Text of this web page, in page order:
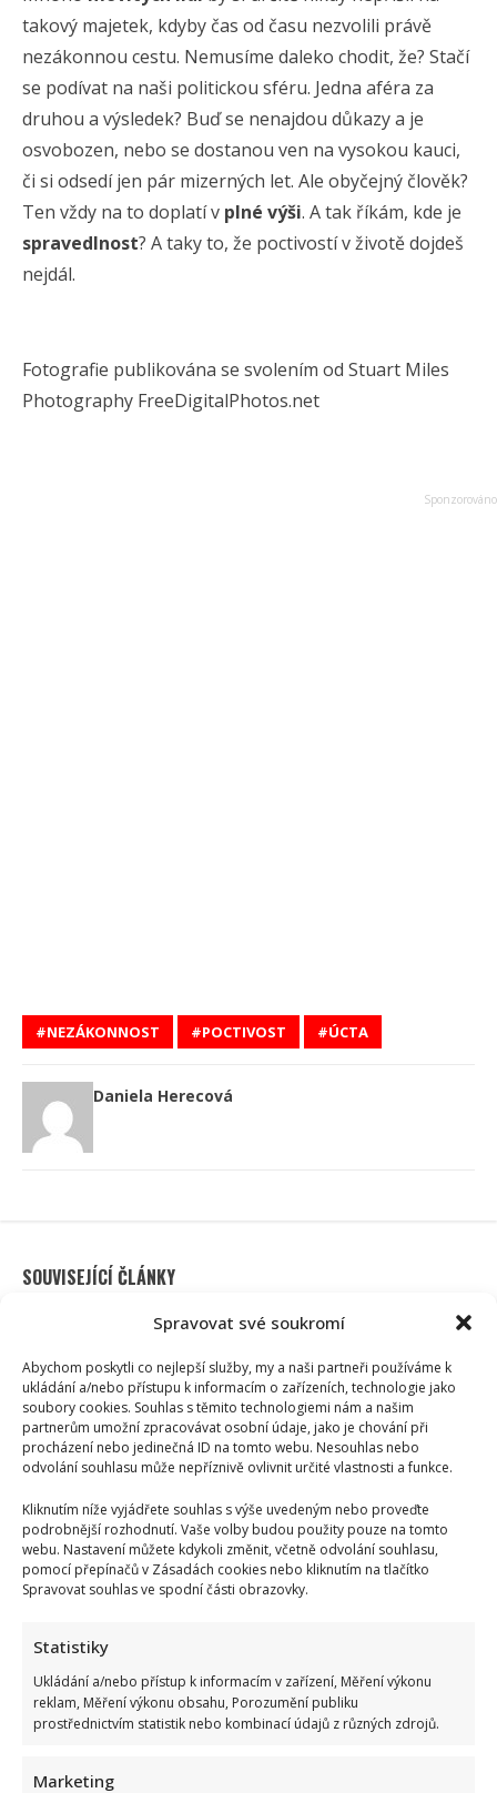
Spravovat své soukromí
Abychom poskytli co nejlepší služby, my a naši partneři používáme k
ukládání a/nebo přístupu k informacím o zařízeních, technologie jako
soubory cookies. Souhlas s těmito technologiemi nám a našim
partnerům umožní zpracovávat osobní údaje, jako je chování při
procházení nebo jedinečná ID na tomto webu. Nesouhlas nebo
odvolání souhlasu může nepříznivě ovlivnit určité vlastnosti a funkce.
Kliknutím níže vyjádřete souhlas s výše uvedeným nebo proveďte
podrobnější rozhodnutí. Vaše volby budou použity pouze na tomto
webu. Nastavení můžete kdykoli změnit, včetně odvolání souhlasu,
pomocí přepínačů v Zásadách cookies nebo kliknutím na tlačítko
Spravovat souhlas ve spodní části obrazovky.
Statistiky
Ukládání a/nebo přístup k informacím v zařízení, Měření výkonu
reklam, Měření výkonu obsahu, Porozumění publiku
prostřednictvím statistik nebo kombinací údajů z různých zdrojů.
Marketing
takový majetek, kdyby čas od času nezvolili právě
nezákonnou cestu. Nemusíme daleko chodit, že? Stačí
se podívat na naši politickou sféru. Jedna aféra za
druhou a výsledek? Buď se nenajdou důkazy a je
osvobozen, nebo se dostanou ven na vysokou kauci,
či si odsedí jen pár mizerných let. Ale obyčejný člověk?
Ten vždy na to doplatí v plné výši. A tak říkám, kde je
spravedlnost? A taky to, že poctivostí v životě dojdeš
nejdál.
Fotografie publikována se svolením od Stuart Miles
Photography FreeDigitalPhotos.net
NEZÁKONNOST POCTIVOST ÚCTA
Daniela Herecová
SOUVISEJÍCÍ ČLÁNKY
Celebrity
Kristýna Leichtová se zastala kojení na veřejnosti
týden
6. 8. 2026